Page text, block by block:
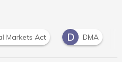
Markets Act D DMA